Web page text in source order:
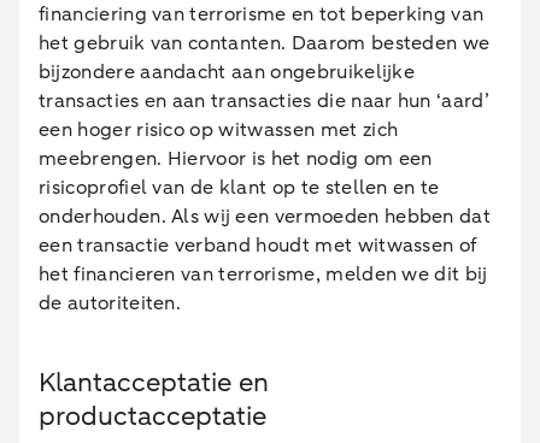
financiering van terrorisme en tot beperking van
het gebruik van contanten. Daarom besteden we
bijzondere aandacht aan ongebruikelijke
transacties en aan transacties die naar hun ‘aard’
een hoger risico op witwassen met zich
meebrengen. Hiervoor is het nodig om een
risicoprofiel van de klant op te stellen en te
onderhouden. Als wij een vermoeden hebben dat
een transactie verband houdt met witwassen of
het financieren van terrorisme, melden we dit bij
de autoriteiten.
Klantacceptatie en
productacceptatie